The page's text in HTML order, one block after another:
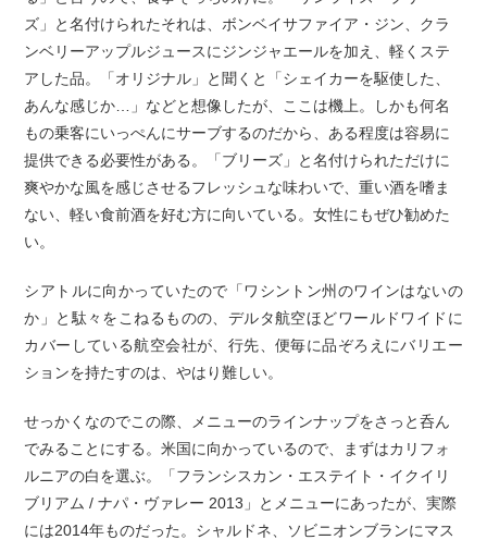
ズ」と名付けられたそれは、ボンベイサファイア・ジン、クラ
ンベリーアップルジュースにジンジャエールを加え、軽くステ
アした品。「オリジナル」と聞くと「シェイカーを駆使した、
あんな感じか…」などと想像したが、ここは機上。しかも何名
もの乗客にいっぺんにサーブするのだから、ある程度は容易に
提供できる必要性がある。「ブリーズ」と名付けられただけに
爽やかな風を感じさせるフレッシュな味わいで、重い酒を嗜ま
ない、軽い食前酒を好む方に向いている。女性にもぜひ勧めた
い。
シアトルに向かっていたので「ワシントン州のワインはないの
か」と駄々をこねるものの、デルタ航空ほどワールドワイドに
カバーしている航空会社が、行先、便毎に品ぞろえにバリエー
ションを持たすのは、やはり難しい。
せっかくなのでこの際、メニューのラインナップをさっと呑ん
でみることにする。米国に向かっているので、まずはカリフォ
ルニアの白を選ぶ。「フランシスカン・エステイト・イクイリ
ブリアム / ナパ・ヴァレー 2013」とメニューにあったが、実際
には2014年ものだった。シャルドネ、ソビニオンブランにマス